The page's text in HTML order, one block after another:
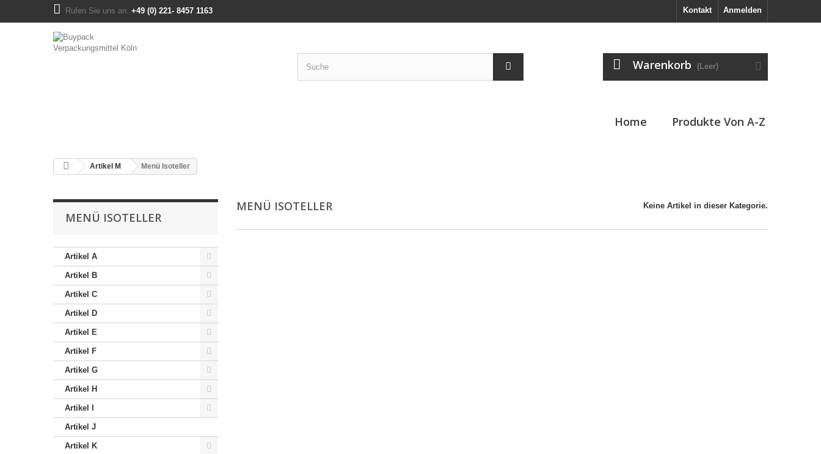
Anmelden
Kontakt
Rufen Sie uns an: +49 (0) 221- 8457 1163
Warenkorb (Leer)
Home Produkte Von A-Z
Artikel M Menü Isoteller
MENÜ ISOTELLER
Artikel A
Artikel B
Artikel C
Artikel D
Artikel E
Artikel F
Artikel G
Artikel H
Artikel I
Artikel J
Artikel K
MENÜ ISOTELLER Keine Artikel in dieser Kategorie.